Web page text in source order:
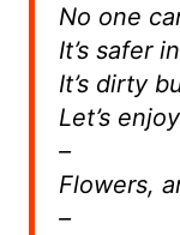
No one
It’s safer
It’s dirty
Let’s
–
Flowers,
–